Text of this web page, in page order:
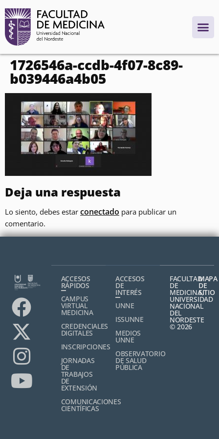
contenido
1726546a-ccdb-4f07-8c89-
b039446a4b05
Deja una respuesta
Lo siento, debes estar conectado para publicar un
comentario.
ACCESOS
RÁPIDOS
CAMPUS
VIRTUAL
MEDICINA
CREDENCIALES
DIGITALES
INSCRIPCIONES
JORNADAS
DE
TRABAJOS
DE
EXTENSIÓN
COMUNICACIONES
CIENTÍFICAS
ACCESOS
DE
INTERÉS
UNNE
ISSUNNE
MEDIOS
UNNE
OBSERVATORIO
DE SALUD
PÚBLICA
FACULTAD
DE
MEDICINA,
UNIVERSIDAD
NACIONAL
DEL
NORDESTE
© 2026
MAPA
DE
SITIO